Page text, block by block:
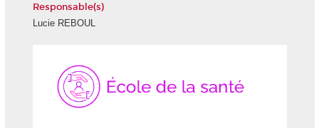
Responsable(s)
Lucie REBOUL